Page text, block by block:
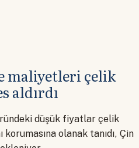
maliyetleri çelik
aldırdı
düşük fiyatlar çelik
olanak tanıdı, Çin